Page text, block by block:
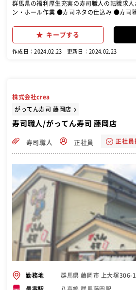
群馬県の福利厚生充実の寿司職人の転職求人おす
ン・ホール作業 ●寿司ネタの仕込み ●寿司
な業務に携わっていただきます。 【未経験の方は・・・】 まずはホー
ル・キッチン業務から始め、 段々とお客さ
ます。 いわしやコハダ、アジ等、小さい魚
キープする
作成日：2024.02.23 更新日：2024.02.23
株式会社crea
がってん寿司 藤岡店
寿司職人/がってん寿司 藤岡店
寿司職人 正社員 正社員
勤務地 群馬県 藤岡市 上大塚306-1